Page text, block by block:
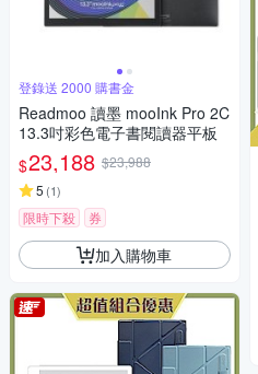
登錄送 2000 購書金
Readmoo 讀墨 mooInk Pro 2C
13.3吋彩色電子書閱讀器平板
$23,188 $23,988
5 (1)
限時下殺 券
加入購物車